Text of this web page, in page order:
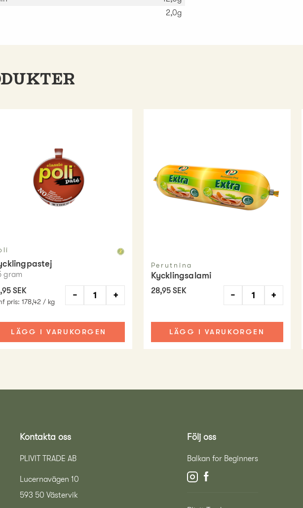
2,0g
gram
SEK
pris:178,42 / kg
− +
LÄGG I VARUKORGEN
Perutnina
Kycklingsalami
28,95 SEK − +
LÄGG I VARUKORGEN
Kontakta oss
PLIVIT TRADE AB
Lucernavägen 10
593 50 Västervik
Följ oss
Balkan for Beginners